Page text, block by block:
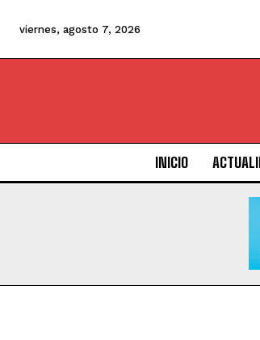
viernes, agosto 7, 2026
INICIO